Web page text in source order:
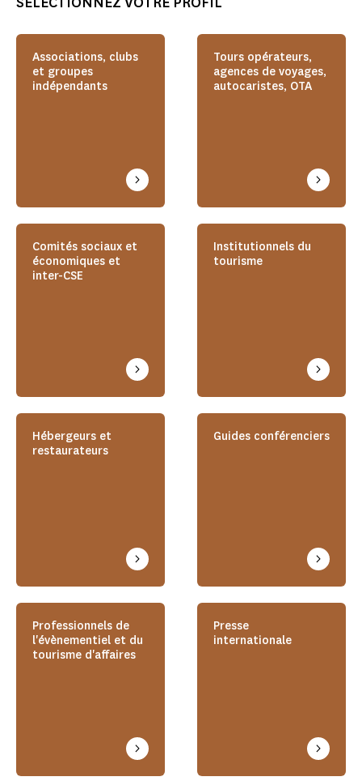
Associations, clubs
et groupes
indépendants
Tours opérateurs,
agences de voyages,
autocaristes, OTA
Comités sociaux et
économiques et
inter-CSE
Institutionnels du
tourisme
Hébergeurs et
restaurateurs
Guides conférenciers
Professionnels de
l'évènementiel et du
tourisme d'affaires
Presse
internationale